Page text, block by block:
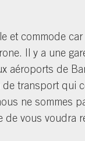
et commode
Il y a une
aéroports de
de transport qui
ne sommes
de vous voudra